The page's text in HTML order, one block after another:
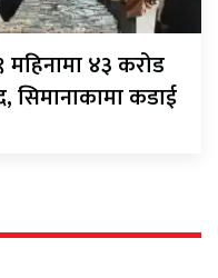
महिनामा ४३ करोड
सिमानाकामा कडाई